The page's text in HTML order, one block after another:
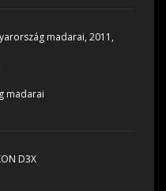
madarai, 2011,
madarai
D3X